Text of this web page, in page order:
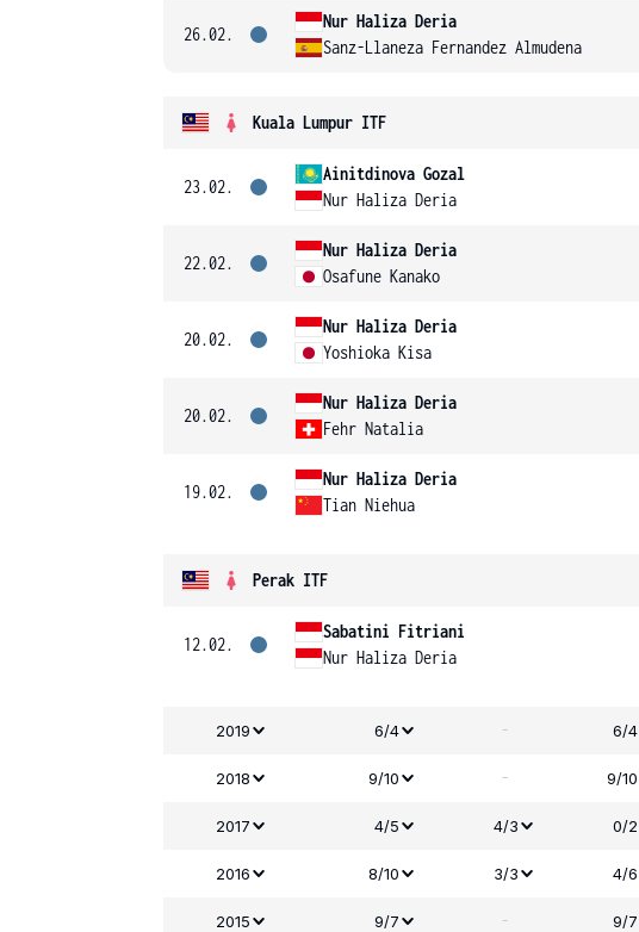
26.02.
Nur Haliza Deria
Sanz-Llaneza Fernandez Almudena
Kuala Lumpur ITF
23.02.
Ainitdinova Gozal
Nur Haliza Deria
22.02.
Nur Haliza Deria
Osafune Kanako
20.02.
Nur Haliza Deria
Yoshioka Kisa
20.02.
Nur Haliza Deria
Fehr Natalia
19.02.
Nur Haliza Deria
Tian Niehua
Perak ITF
12.02.
Sabatini Fitriani
Nur Haliza Deria
2019 6/4 - 6/4
2018 9/10 - 9/10
2017 4/5 4/3 0/2
2016 8/10 3/3 4/6
2015 9/7 - 9/7